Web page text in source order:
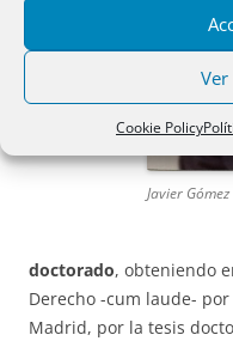
Cookie Policy
Javier
doctorado, obteniendo
Derecho -cum laude-
Madrid, por la tesis